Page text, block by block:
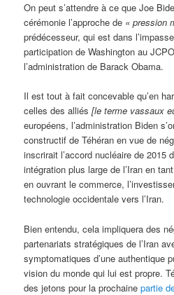
On peut s’attendre à ce que Joe
cérémonie l’approche de « pression
prédécesseur, qui est dans
participation de Washington au
l’administration de Barack Obama.
Il est tout à fait concevable qu’en
celles des alliés[le terme vassaux
européens, l’administration Biden
constructif de Téhéran en vue de
inscrirait l’accord nucléaire de 2015
intégration plus large de l’Iran en
en ouvrant le commerce,
technologie occidentale vers l’Iran.
Bien entendu, cela impliquera des
partenariats stratégiques de l’Iran
symptomatiques d’une authentique
vision du monde qui lui est propre.
des jetons pour la prochainepartie